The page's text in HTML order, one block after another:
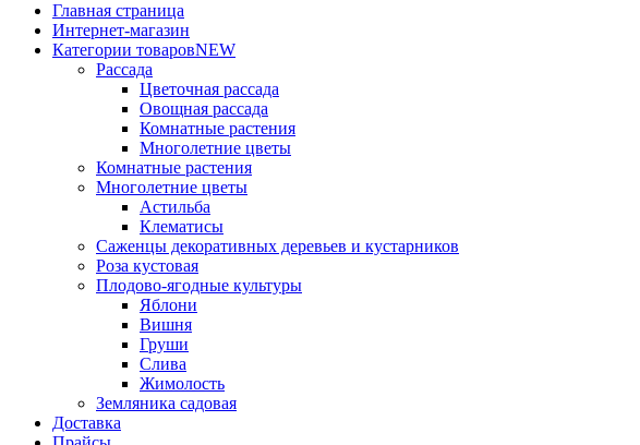
Главная страница
Интернет-магазин
Категории товаровNEW
Рассада
Цветочная рассада
Овощная рассада
Комнатные растения
Многолетние цветы
Комнатные растения
Многолетние цветы
Астильба
Клематисы
Саженцы декоративных деревьев и кустарников
Роза кустовая
Плодово-ягодные культуры
Яблони
Вишня
Груши
Слива
Жимолость
Земляника садовая
Доставка